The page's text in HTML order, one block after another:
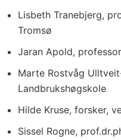
Lisbeth Tranebjerg,
Tromsø
Jaran Apold,
Marte Rostvåg
Landbrukshøgskole
Hilde Kruse, forsker,
Sissel Rogne,